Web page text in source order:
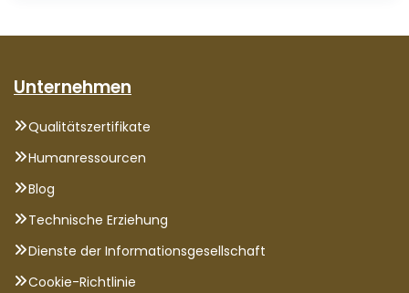
Unternehmen
Qualitätszertifikate
Humanressourcen
Blog
Technische Erziehung
Dienste der Informationsgesellschaft
Cookie-Richtlinie